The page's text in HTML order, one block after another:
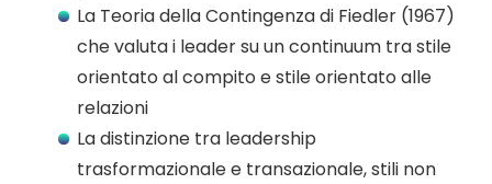
La Teoria della Contingenza di Fiedler (1967)
che valuta i leader su un continuum tra stile
orientato al compito e stile orientato alle
relazioni
La distinzione tra leadership
trasformazionale e transazionale, stili non